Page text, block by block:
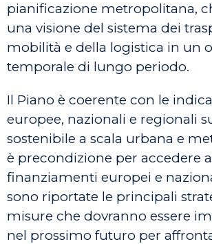
pianificazione metropolitana,
una visione del sistema dei
mobilità e della logistica in un
temporale di lungo periodo.
Il Piano è coerente con le
europee, nazionali e regionali
sostenibile a scala urbana e
è precondizione per accedere
finanziamenti europei e
sono riportate le principali
misure che dovranno essere
nel prossimo futuro per